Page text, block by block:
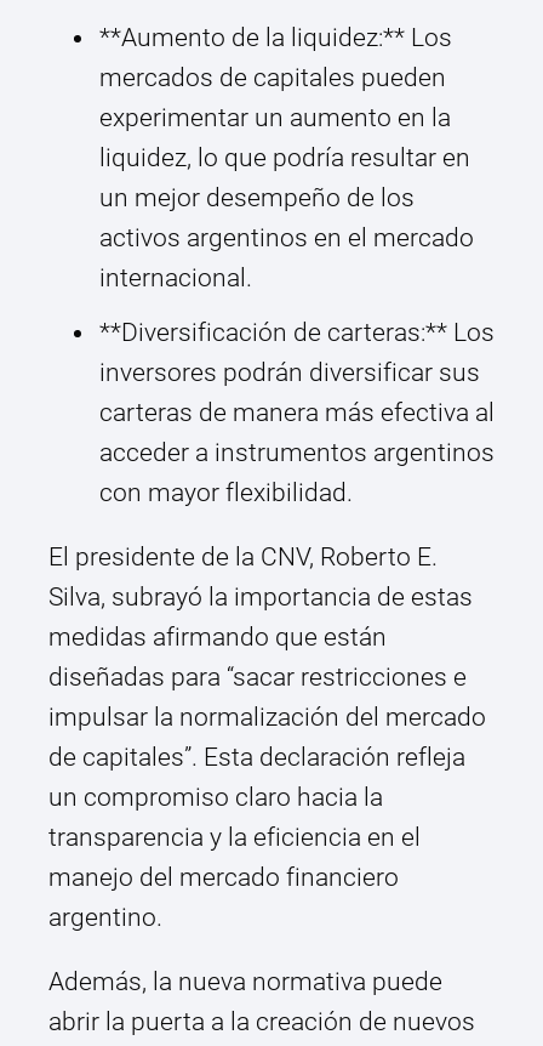
**Aumento de la liquidez:** Los
mercados de capitales pueden
experimentar un aumento en la
liquidez, lo que podría resultar en
un mejor desempeño de los
activos argentinos en el mercado
internacional.
**Diversificación de carteras:** Los
inversores podrán diversificar sus
carteras de manera más efectiva al
acceder a instrumentos argentinos
con mayor flexibilidad.
El presidente de la CNV, Roberto E.
Silva, subrayó la importancia de estas
medidas afirmando que están
diseñadas para “sacar restricciones e
impulsar la normalización del mercado
de capitales”. Esta declaración refleja
un compromiso claro hacia la
transparencia y la eficiencia en el
manejo del mercado financiero
argentino.
Además, la nueva normativa puede
abrir la puerta a la creación de nuevos